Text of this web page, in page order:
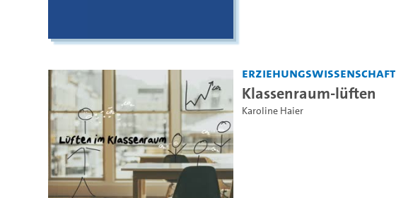
Erziehungswissenschaft
Klassenraum-lüften
Karoline Haier